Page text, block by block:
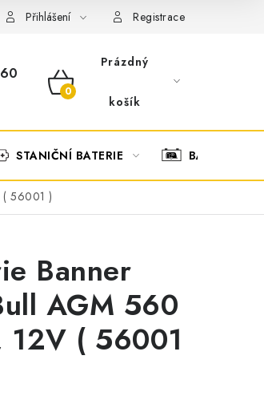
OCHRANA OSOBNÍCH ÚDAJŮ
Přihlášení Registrace
NÁKUPNÍ
Prázdný
košík
STANIČNÍ BATERIE BATERIOVÉ
( 56001 )
Banner
AGM 560
( 56001